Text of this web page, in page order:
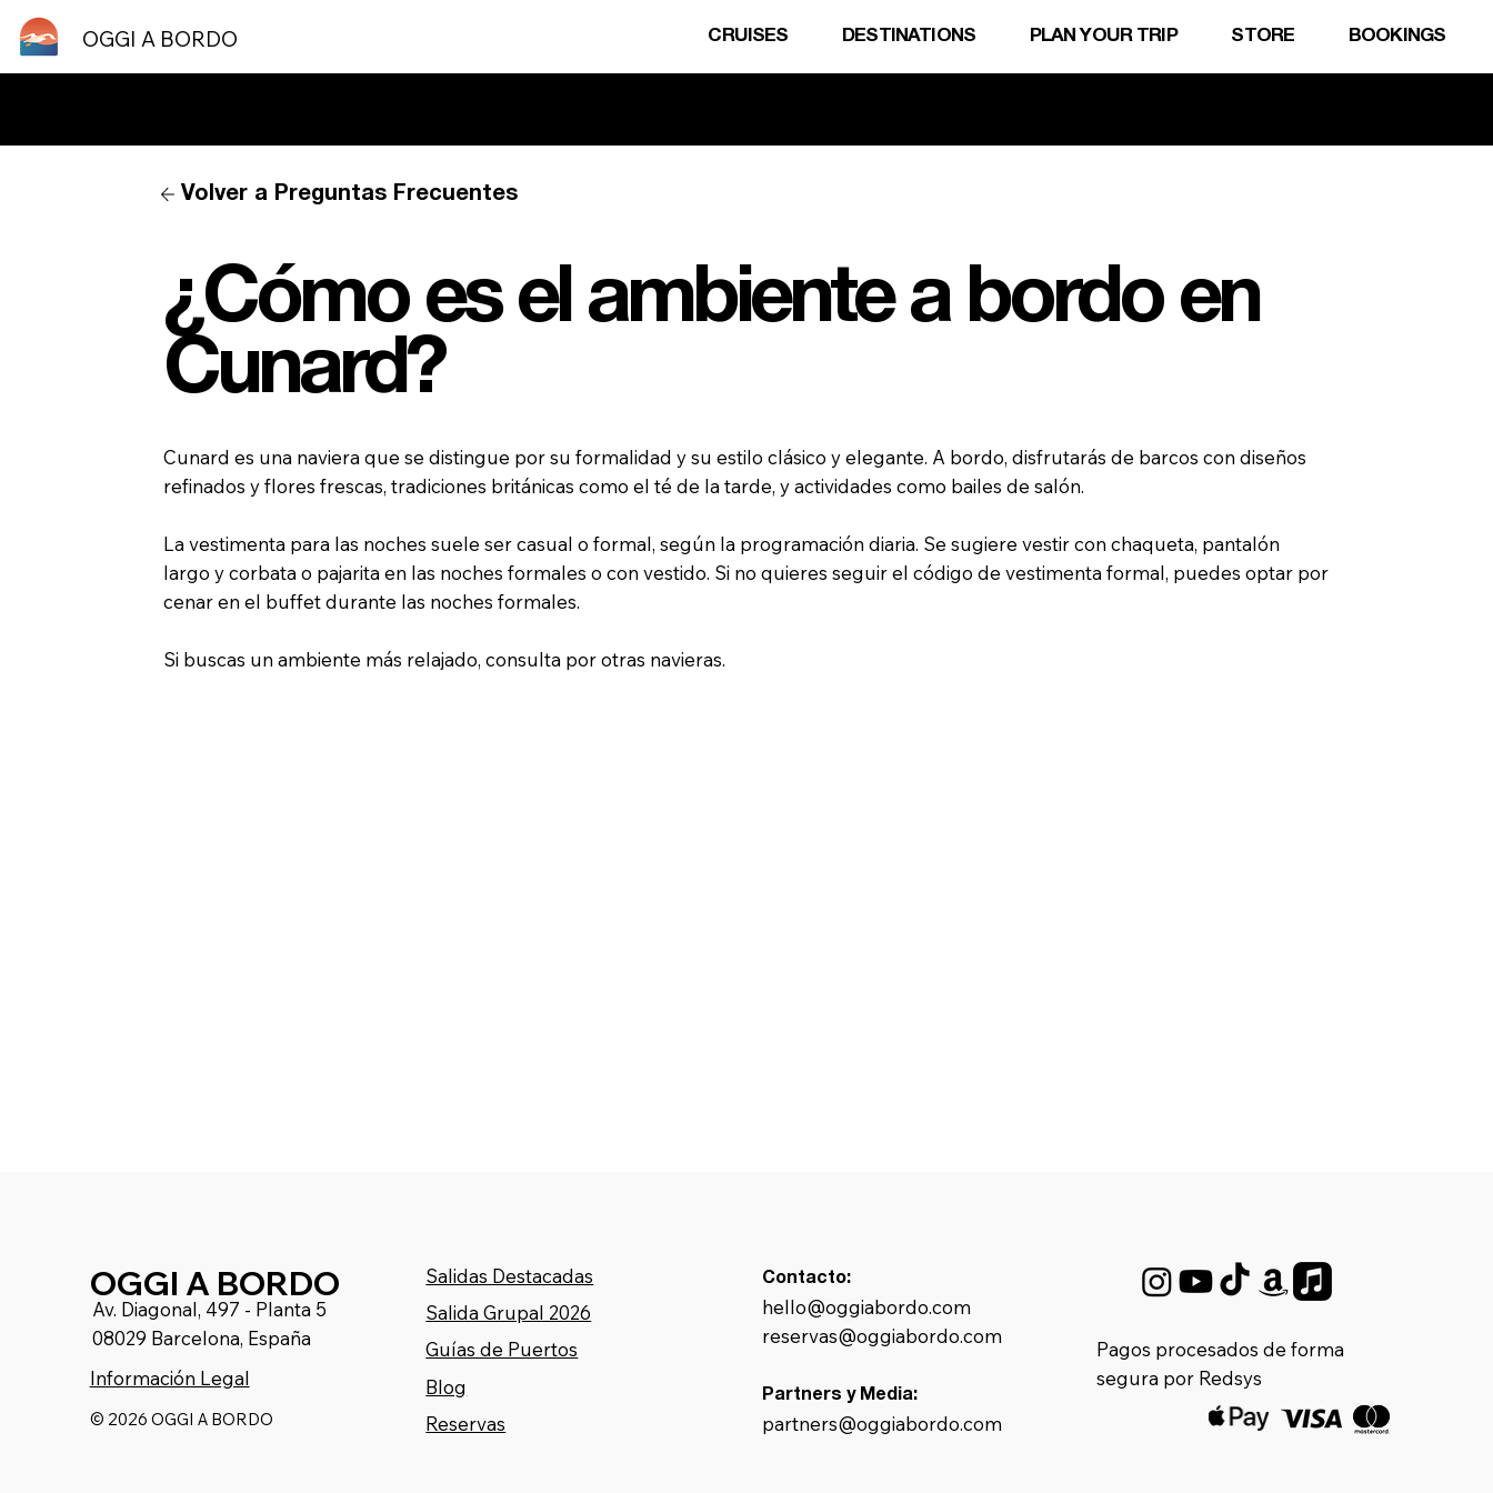
OGGI A BORDO CRUISES DESTINATIONS PLAN YOUR TRIP STORE BOOKINGS
Volver a Preguntas Frecuentes
¿Cómo es el ambiente a bordo en
Cunard?
Cunard es una naviera que se distingue por su formalidad y su estilo clásico y elegante. A bordo, disfrutarás de barcos con diseños
refinados y flores frescas, tradiciones británicas como el té de la tarde, y actividades como bailes de salón.
La vestimenta para las noches suele ser casual o formal, según la programación diaria. Se sugiere vestir con chaqueta, pantalón
largo y corbata o pajarita en las noches formales o con vestido. Si no quieres seguir el código de vestimenta formal, puedes optar por
cenar en el buffet durante las noches formales.
Si buscas un ambiente más relajado, consulta por otras navieras.
OGGI A BORDO
Av. Diagonal, 497 - Planta 5
08029 Barcelona, España
Información Legal
© 2026 OGGI A BORDO
Salidas Destacadas
Salida Grupal 2026
Guías de Puertos
Blog
Reservas
Contacto:
hello@oggiabordo.com
reservas@oggiabordo.com
Partners y Media:
partners@oggiabordo.com
Pagos procesados de forma
segura por Redsys